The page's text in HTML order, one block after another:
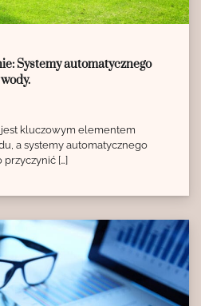
Systemy automatycznego
kluczowym elementem
a systemy automatycznego
[…]